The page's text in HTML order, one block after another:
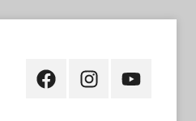
FacebookInstagramYoutube